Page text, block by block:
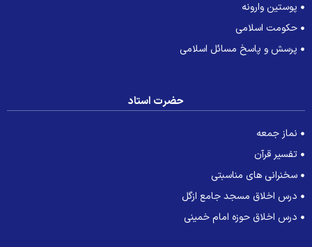
پوستین وارونه
حکومت اسلامی
پرسش و پاسخ مسائل اسلامی
حضرت استاد
نماز جمعه
تفسیر قرآن
سخنرانی های مناسبتی
درس اخلاق مسجد جامع ازگل
درس اخلاق حوزه امام خمینی